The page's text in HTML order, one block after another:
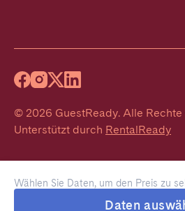
Wählen Sie Daten, um den Preis zu
Daten
© 2026 GuestReady. Alle Rechte
Unterstützt durch RentalReady